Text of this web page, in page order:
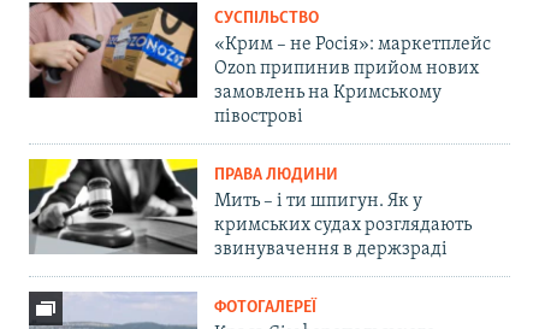
СУСПІЛЬСТВО
«Крим – не Росія»: маркетплейс
Ozon припинив прийом нових
замовлень на Кримському
півострові
ПРАВА ЛЮДИНИ
Мить – і ти шпигун. Як у
кримських судах розглядають
звинувачення в держзраді
ФОТОГАЛЕРЕЇ